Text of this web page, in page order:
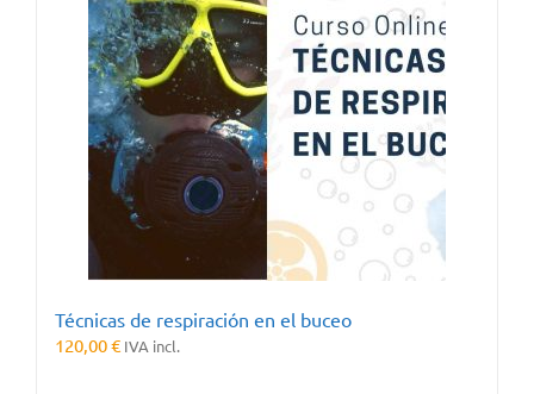
Técnicas de respiración en el buceo
120,00€ IVA incl.